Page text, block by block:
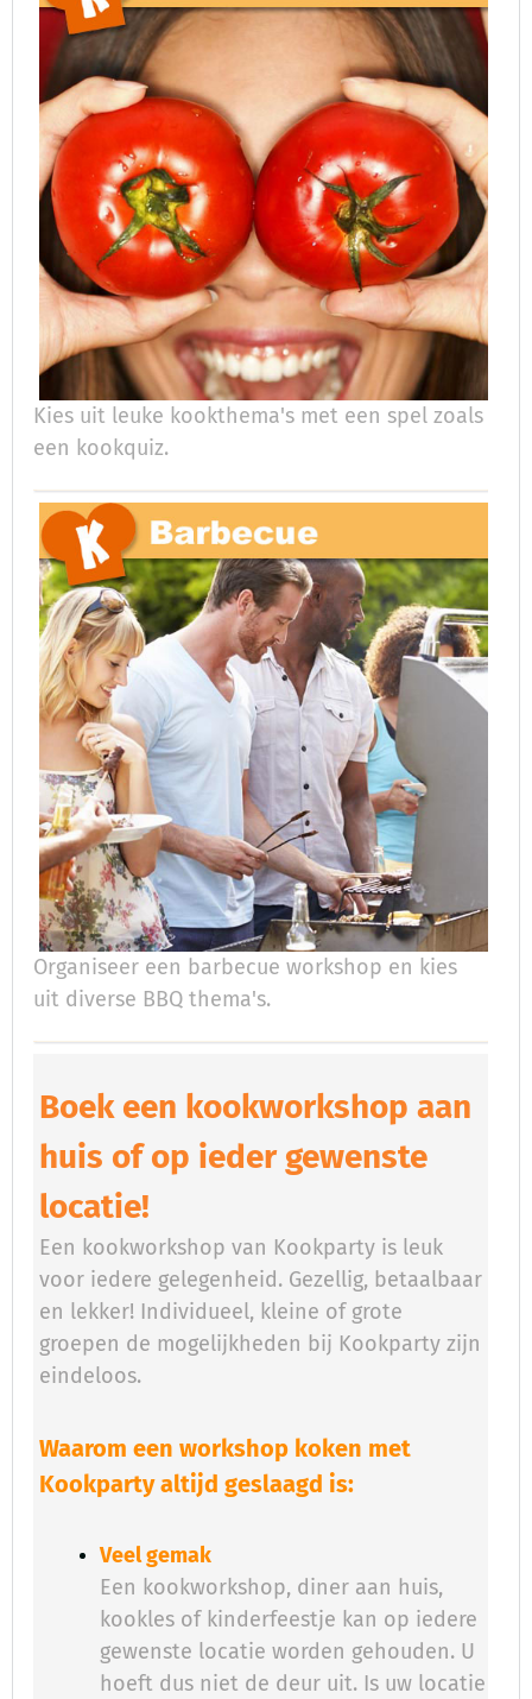
Kies uit leuke kookthema's met een spel zoals
een kookquiz.
Organiseer een barbecue workshop en kies
uit diverse BBQ thema's.
Boek een kookworkshop aan
huis of op ieder gewenste
locatie!
Een kookworkshop van Kookparty is leuk
voor iedere gelegenheid. Gezellig, betaalbaar
en lekker! Individueel, kleine of grote
groepen de mogelijkheden bij Kookparty zijn
eindeloos.
Waarom een workshop koken met
Kookparty altijd geslaagd is:
Veel gemak
Een kookworkshop, diner aan huis,
kookles of kinderfeestje kan op iedere
gewenste locatie worden gehouden. U
hoeft dus niet de deur uit. Is uw locatie